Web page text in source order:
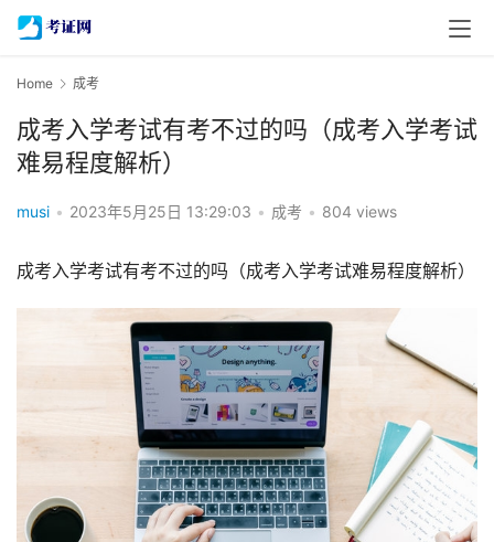
Home 成考
成考入学考试有考不过的吗（成考入学考试
难易程度解析）
musi • 2023年5月25日 13:29:03 • 成考 • 804 views
成考入学考试有考不过的吗（成考入学考试难易程度解析）